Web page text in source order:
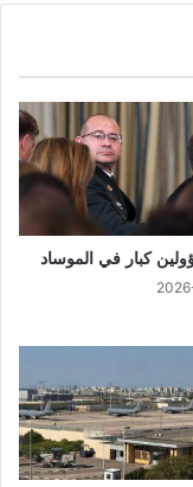
كبار في الموساد